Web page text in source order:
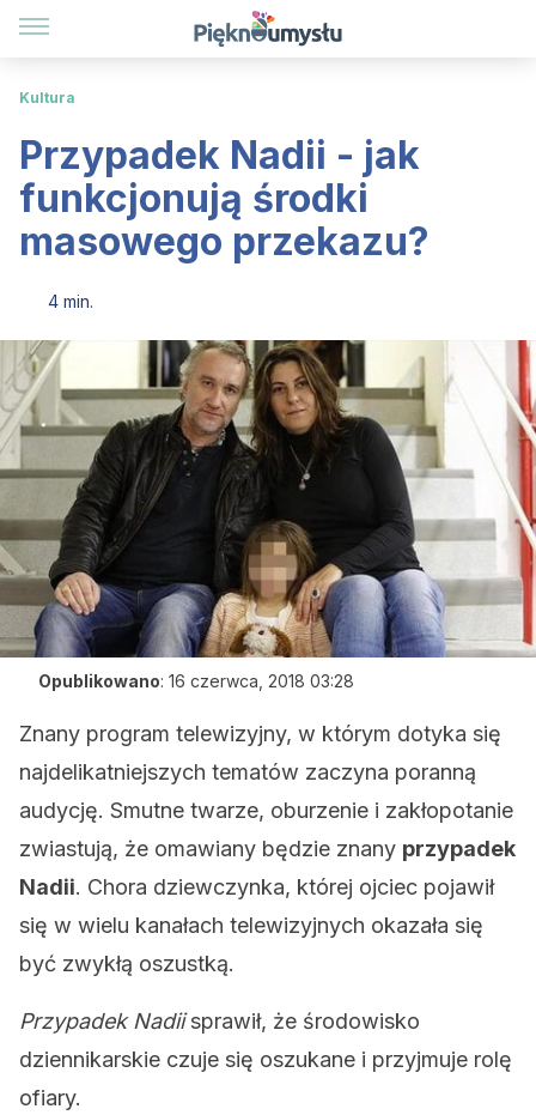
Kultura
Przypadek Nadii - jak
funkcjonują środki
masowego przekazu?
4 min.
Opublikowano: 16 czerwca, 2018 03:28
Znany program telewizyjny, w którym dotyka się
najdelikatniejszych tematów zaczyna poranną
audycję. Smutne twarze, oburzenie i zakłopotanie
zwiastują, że omawiany będzie znany przypadek
Nadii. Chora dziewczynka, której ojciec pojawił
się w wielu kanałach telewizyjnych okazała się
być zwykłą oszustką.
Przypadek Nadiisprawił, że środowisko
dziennikarskie czuje się oszukane i przyjmuje rolę
ofiary.